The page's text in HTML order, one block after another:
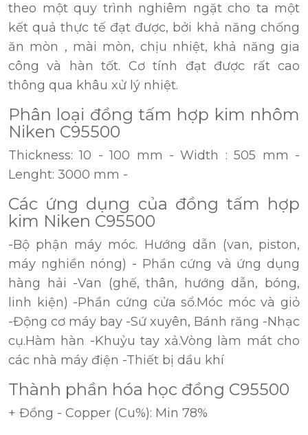
theo một quy trình nghiêm ngặt cho ta một
kết quả thực tế đạt được, bởi khả năng chống
ăn mòn , mài mòn, chịu nhiệt, khả năng gia
công và hàn tốt. Cơ tính đạt được rất cao
thông qua khâu xử lý nhiệt.
Phân loại đồng tấm hợp kim nhôm
Niken C95500
Thickness: 10 - 100 mm - Width : 505 mm -
Lenght: 3000 mm -
Các ứng dụng của đồng tấm hợp
kim Niken C95500
-Bộ phận máy móc. Hướng dẫn (van, piston,
máy nghiền nóng) - Phần cứng và ứng dụng
hàng hải -Van (ghế, thân, hướng dẫn, bóng,
linh kiện) -Phần cứng cửa sổ.Móc móc và giỏ
-Động cơ máy bay -Sứ xuyên, Bánh răng -Nhạc
cụ.Hàm hàn -Khuỷu tay xả.Vòng làm mát cho
các nhà máy điện -Thiết bị dầu khí
Thành phần hóa học đồng C95500
+ Đồng - Copper (Cu%): Min 78%